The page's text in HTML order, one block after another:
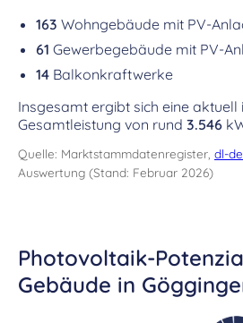
163 Wohngebäude mit PV-
61 Gewerbegebäude mit PV-
14 Balkonkraftwerke
Insgesamt ergibt sich eine aktuell
Gesamtleistung von rund 3.546
Quelle: Marktstammdatenregister, dl-
Auswertung (Stand: Februar 2026)
Photovoltaik-
Gebäude in